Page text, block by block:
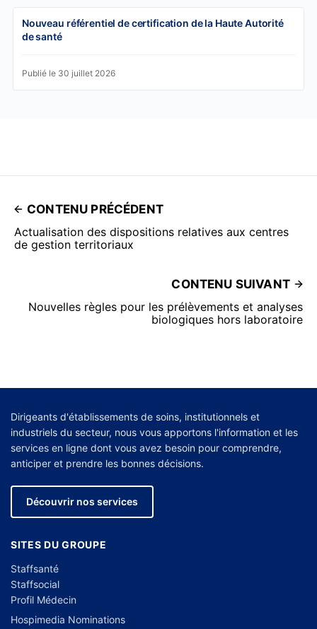
Nouveau référentiel de certification de la Haute Autorité
de santé
Publié le 30 juillet 2026
CONTENU PRÉCÉDENT
Actualisation des dispositions relatives aux centres
de gestion territoriaux
CONTENU SUIVANT
Nouvelles règles pour les prélèvements et analyses
biologiques hors laboratoire
Dirigeants d'établissements de soins, institutionnels et
industriels du secteur, nous vous apportons l'information et les
services en ligne dont vous avez besoin pour comprendre,
anticiper et prendre les bonnes décisions.
Découvrir nos services
SITES DU GROUPE
Staffsanté
Staffsocial
Profil Médecin
Hospimedia Nominations